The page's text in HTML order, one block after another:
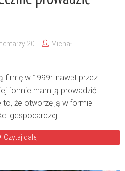
20 Michał
firmę w 1999r. nawet przez
formie mam ją prowadzić.
to, że otworzę ją w formie
gospodarczej...
Czytaj dalej